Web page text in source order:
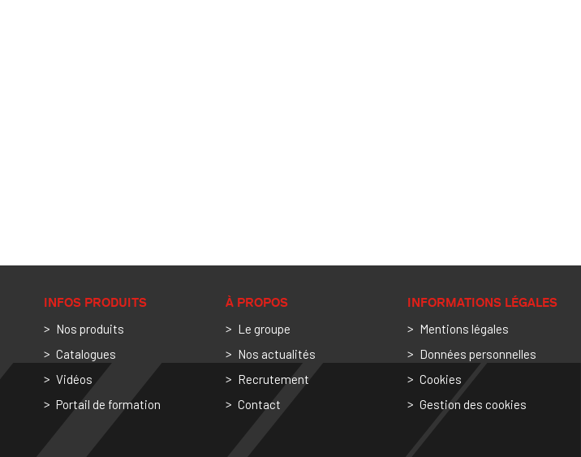
INFOS PRODUITS
Nos produits
Catalogues
Vidéos
Portail de formation
À PROPOS
Le groupe
Nos actualités
Recrutement
Contact
INFORMATIONS LÉGALES
Mentions légales
Données personnelles
Cookies
Gestion des cookies